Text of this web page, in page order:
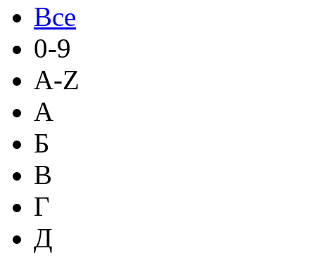
Все
0-9
A-Z
А
Б
В
Г
Д